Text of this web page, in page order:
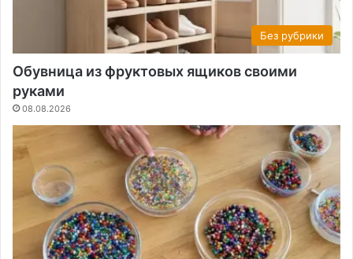
Без рубрики
Обувница из фруктовых ящиков своими
руками
08.08.2026